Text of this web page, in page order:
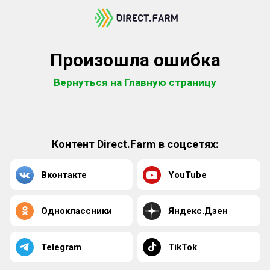
Произошла ошибка
Вернуться на Главную страницу
Контент Direct.Farm в соцсетях:
Вконтакте YouTube
Одноклассники Яндекс.Дзен
Telegram TikTok